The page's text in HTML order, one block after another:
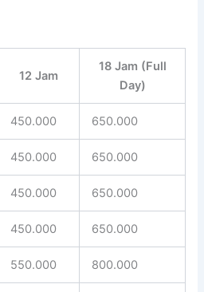
12 Jam
18 Jam (Full
Day)
450.000 650.000
450.000 650.000
450.000 650.000
450.000 650.000
550.000 800.000